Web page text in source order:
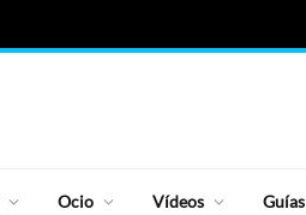
Ocio Vídeos Guías